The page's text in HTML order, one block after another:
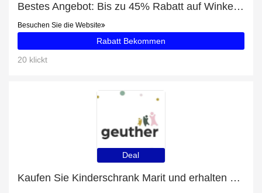
Bestes Angebot: Bis zu 45% Rabatt auf Winkelelement für Konfigurationsgitter Fency
Besuchen Sie die Website
Rabatt Bekommen
20 klickt
Deal
Kaufen Sie Kinderschrank Marit und erhalten Sie 25% Rabatt